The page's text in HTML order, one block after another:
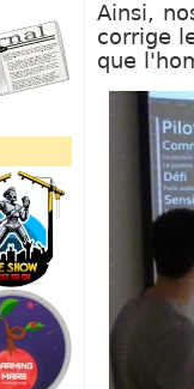
Ainsi,
corrige
que